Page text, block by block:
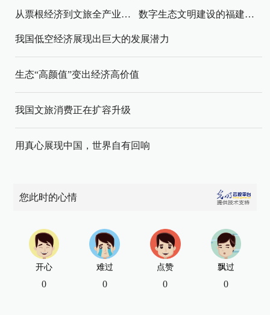
从票根经济到文旅全产业链升级 数字生态文明建设的福建路径与启示
我国低空经济展现出巨大的发展潜力
生态“高颜值”变出经济高价值
我国文旅消费正在扩容升级
用真心展现中国，世界自有回响
您此时的心情
开心
0
难过
0
点赞
0
飘过
0